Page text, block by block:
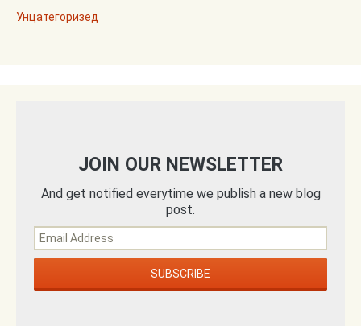
Унцатегоризед
JOIN OUR NEWSLETTER
And get notified everytime we publish a new blog
post.